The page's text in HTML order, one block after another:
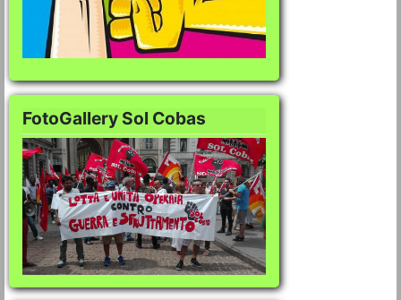
FotoGallery Sol Cobas
FotoGallery Sol